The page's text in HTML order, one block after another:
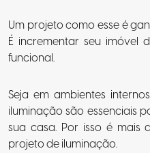
Um projeto como esse é
É incrementar seu imóvel
funcional.
Seja em ambientes
iluminação são essenciais
sua casa. Por isso é mais
projeto de iluminação.